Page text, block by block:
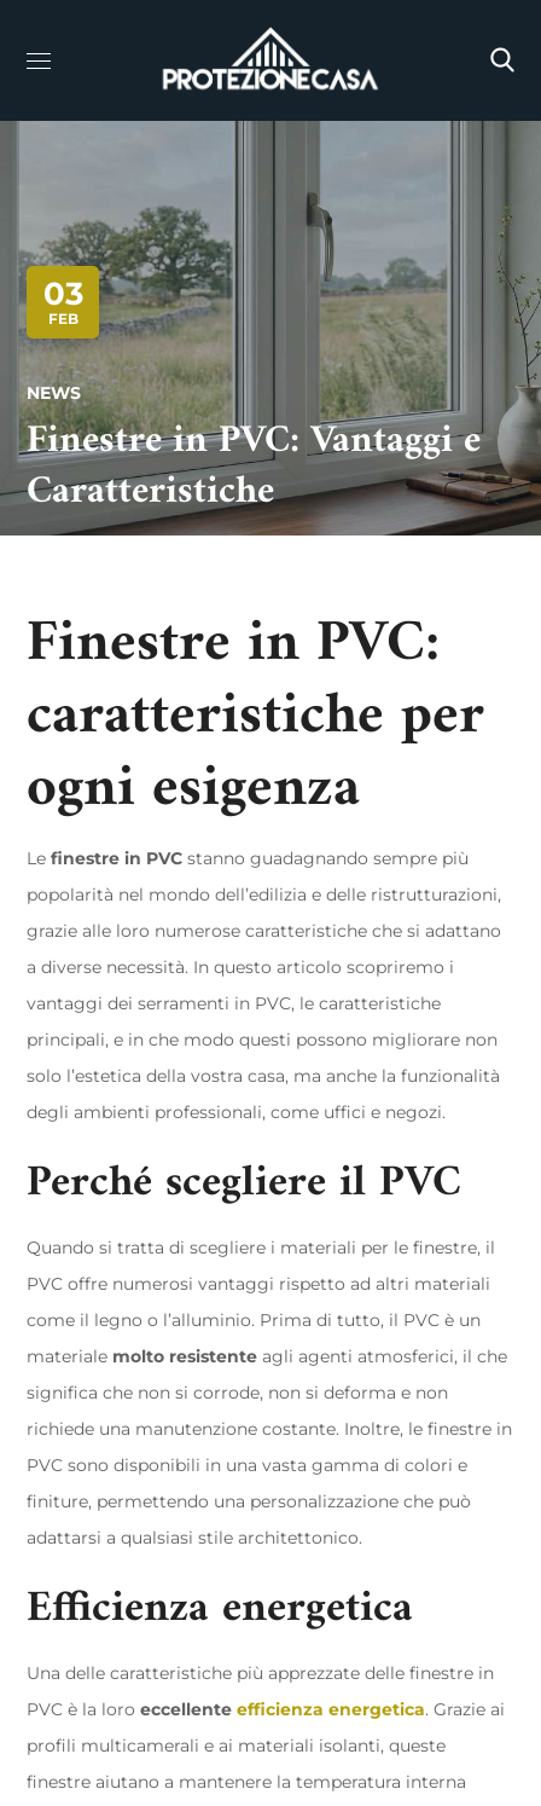
03
FEB
NEWS
Finestre in PVC: Vantaggi e
Caratteristiche
Finestre in PVC:
caratteristiche per
ogni esigenza
Lefinestre in PVC stanno guadagnando sempre più
popolarità nel mondo dell’edilizia e delle ristrutturazioni,
grazie alle loro numerose caratteristiche che si adattano
a diverse necessità. In questo articolo scopriremo i
vantaggi dei serramenti in PVC, le caratteristiche
principali, e in che modo questi possono migliorare non
solo l’estetica della vostra casa, ma anche la funzionalità
degli ambienti professionali, come uffici e negozi.
Perché scegliere il PVC
Quando si tratta di scegliere i materiali per le finestre, il
PVC offre numerosi vantaggi rispetto ad altri materiali
come il legno o l’alluminio. Prima di tutto, il PVC è un
materiale molto resistente agli agenti atmosferici, il che
significa che non si corrode, non si deforma e non
richiede una manutenzione costante. Inoltre, le finestre in
PVC sono disponibili in una vasta gamma di colori e
finiture, permettendo una personalizzazione che può
adattarsi a qualsiasi stile architettonico.
Efficienza energetica
Una delle caratteristiche più apprezzate delle finestre in
PVC è la loroeccellenteefficienza energetica. Grazie ai
profili multicamerali e ai materiali isolanti, queste
finestre aiutano a mantenere la temperatura interna